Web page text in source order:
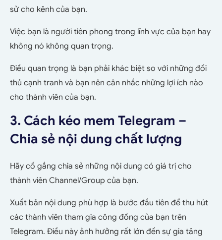
sử cho kênh của bạn.
Việc bạn là người tiên phong trong lĩnh vực của bạn hay
không nó không quan trọng.
Điều quan trọng là bạn phải khác biệt so với những đối
thủ cạnh tranh và bạn nên cân nhắc những lợi ích nào
cho thành viên của bạn.
3. Cách kéo mem Telegram –
Chia sẻ nội dung chất lượng
Hãy cố gắng chia sẻ những nội dung có giá trị cho
thành viên Channel/Group của bạn.
Xuất bản nội dung phù hợp là bước đầu tiên để thu hút
các thành viên tham gia công đồng của bạn trên
Telegram. Điều này ảnh hưởng rất lớn đến sự gia tăng